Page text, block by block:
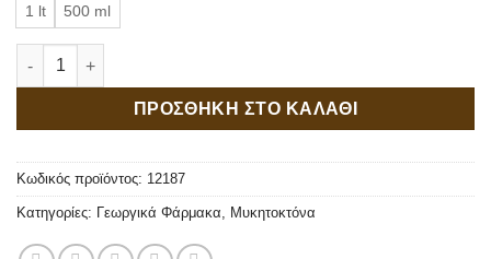
1 lt 500 ml
Dagonis 7.5/5 SC ποσότητα
ΠΡΟΣΘΗΚΗ ΣΤΟ ΚΑΛΑΘΙ
Κωδικός προϊόντος: 12187
Κατηγορίες: Γεωργικά Φάρμακα Μυκητοκτόνα